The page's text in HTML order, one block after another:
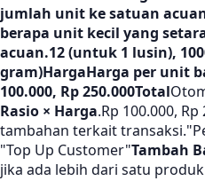
jumlah unit ke satuan
berapa unit kecil yang
acuan.12 (untuk 1 lusin),
gram)HargaHarga per unit
100.000, Rp 250.000Total
Rasio × Harga.Rp 100.000, Rp
tambahan terkait
"Top Up Customer"Tambah
jika ada lebih dari satu